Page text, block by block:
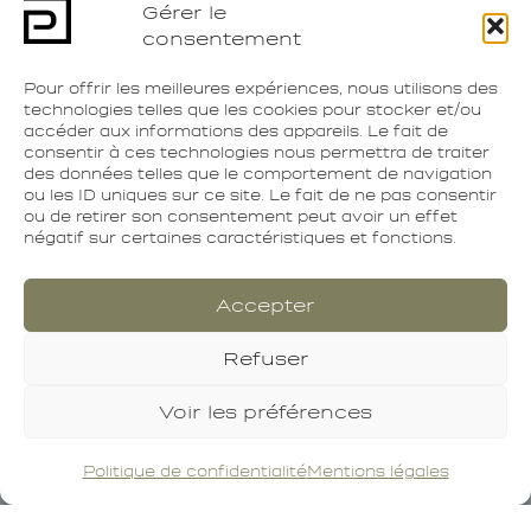
Gérer le
consentement
Pour offrir les meilleures expériences, nous utilisons des
technologies telles que les cookies pour stocker et/ou
accéder aux informations des appareils. Le fait de
consentir à ces technologies nous permettra de traiter
des données telles que le comportement de navigation
ou les ID uniques sur ce site. Le fait de ne pas consentir
ou de retirer son consentement peut avoir un effet
négatif sur certaines caractéristiques et fonctions.
Accepter
Refuser
Voir les préférences
Politique de confidentialitéMentions légales